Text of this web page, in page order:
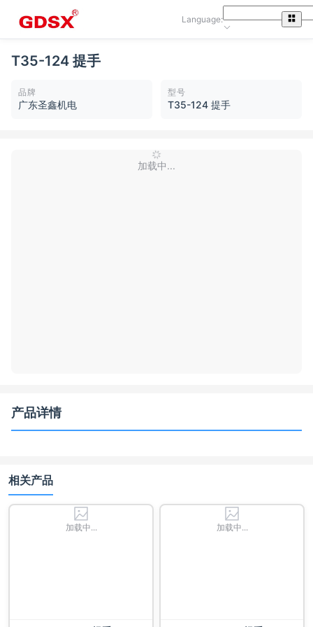
Language:
T35-124 提手
品牌
广东圣鑫机电
型号
T35-124 提手
加载中...
产品详情
相关产品
加载中... 加载中...